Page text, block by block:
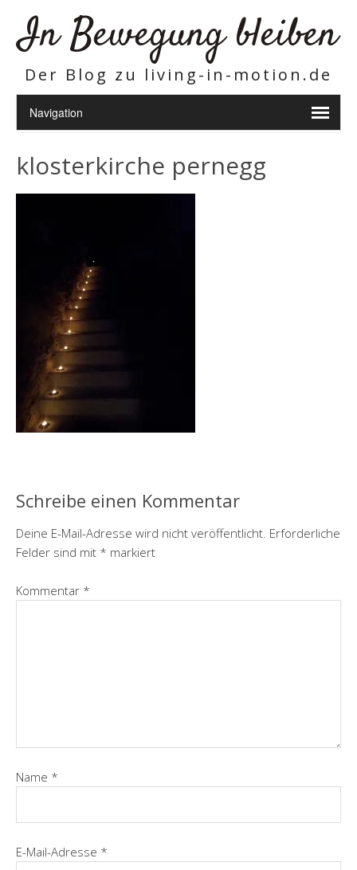
In Bewegung bleiben
Der Blog zu living-in-motion.de
klosterkirche pernegg
Schreibe einen Kommentar
Deine E-Mail-Adresse wird nicht veröffentlicht. Erforderliche
Felder sind mit * markiert
Kommentar *
Name *
E-Mail-Adresse *